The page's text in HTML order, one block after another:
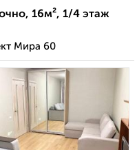
16м², 1/4 этаж
Мира 60